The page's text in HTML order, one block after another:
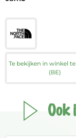
Te bekijken in winkel
(BE)
Ook